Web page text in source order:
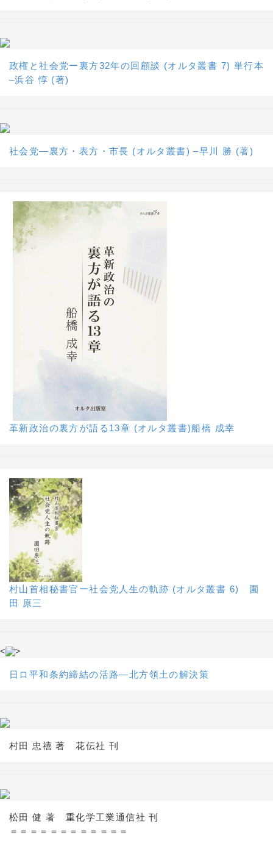
政権と社会党ー裏方32年の回顧談 (オルタ叢書 7) 単行本
–浜谷 惇 (著)
社会党―裏方・表方・市長 (オルタ叢書) –早川 勝 (著)
革新政治の裏方が語る13章 (オルタ叢書)船橋 成幸
村山首相秘書官ー社会党人生の軌跡 (オルタ叢書 6) 園
田 原三
< >
日ロ平和条約締結の活路―北方領土の解決策
村田 忠禧 著 花伝社 刊
松田 健 著 重化学工業通信社 刊
＝＝＝＝＝＝＝＝＝＝＝＝